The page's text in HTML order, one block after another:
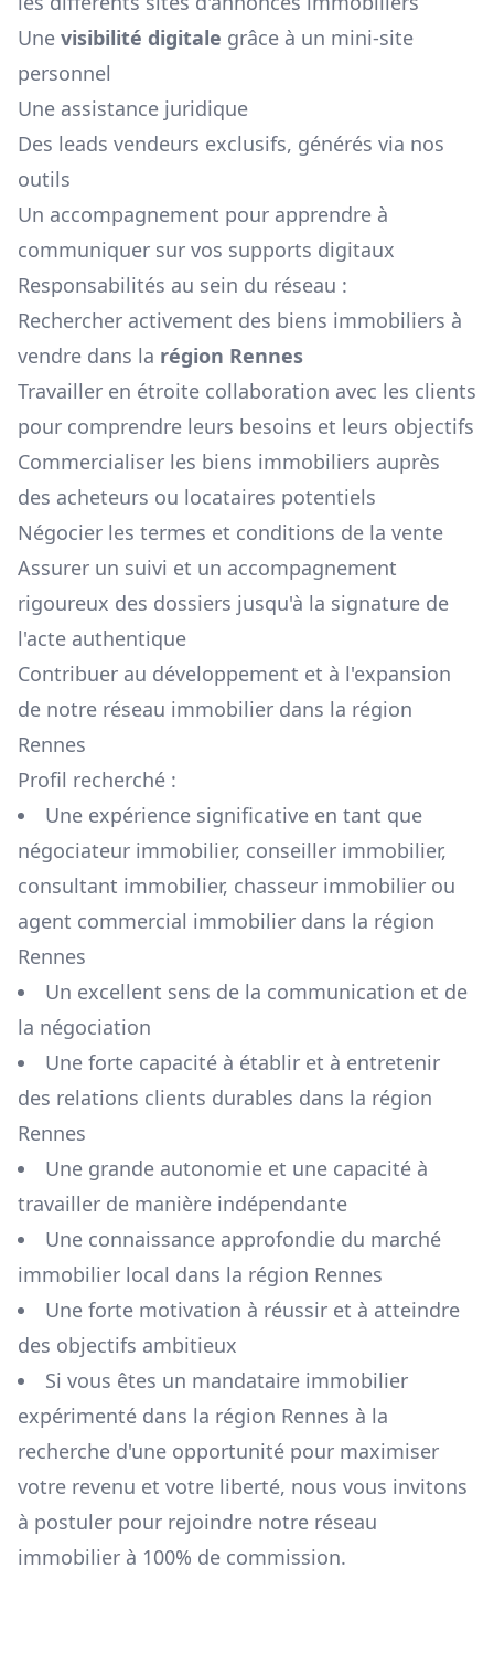
Une visibilité digitale grâce à un mini-site
personnel
Une assistance juridique
Des leads vendeurs exclusifs, générés via nos
outils
Un accompagnement pour apprendre à
communiquer sur vos supports digitaux
Responsabilités au sein du réseau :
Rechercher activement des biens immobiliers à
vendre dans la région Rennes
Travailler en étroite collaboration avec les clients
pour comprendre leurs besoins et leurs objectifs
Commercialiser les biens immobiliers auprès
des acheteurs ou locataires potentiels
Négocier les termes et conditions de la vente
Assurer un suivi et un accompagnement
rigoureux des dossiers jusqu'à la signature de
l'acte authentique
Contribuer au développement et à l'expansion
de notre réseau immobilier dans la région
Rennes
Profil recherché :
Une expérience significative en tant que
négociateur immobilier, conseiller immobilier,
consultant immobilier, chasseur immobilier ou
agent commercial immobilier dans la région
Rennes
Un excellent sens de la communication et de
la négociation
Une forte capacité à établir et à entretenir
des relations clients durables dans la région
Rennes
Une grande autonomie et une capacité à
travailler de manière indépendante
Une connaissance approfondie du marché
immobilier local dans la région Rennes
Une forte motivation à réussir et à atteindre
des objectifs ambitieux
Si vous êtes un mandataire immobilier
expérimenté dans la région Rennes à la
recherche d'une opportunité pour maximiser
votre revenu et votre liberté, nous vous invitons
à postuler pour rejoindre notre réseau
immobilier à 100% de commission.